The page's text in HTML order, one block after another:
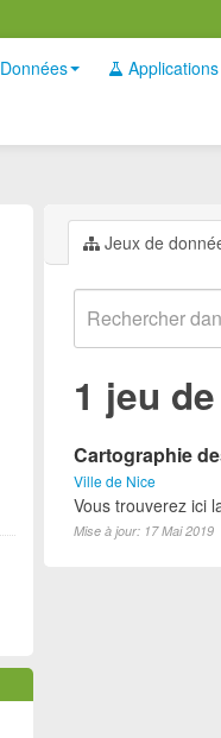
Données Applications
Jeux de
1 jeu
Cartographie
Ville de Nice
Vous trouverez ici
Mise à jour: 17 Mai 2019